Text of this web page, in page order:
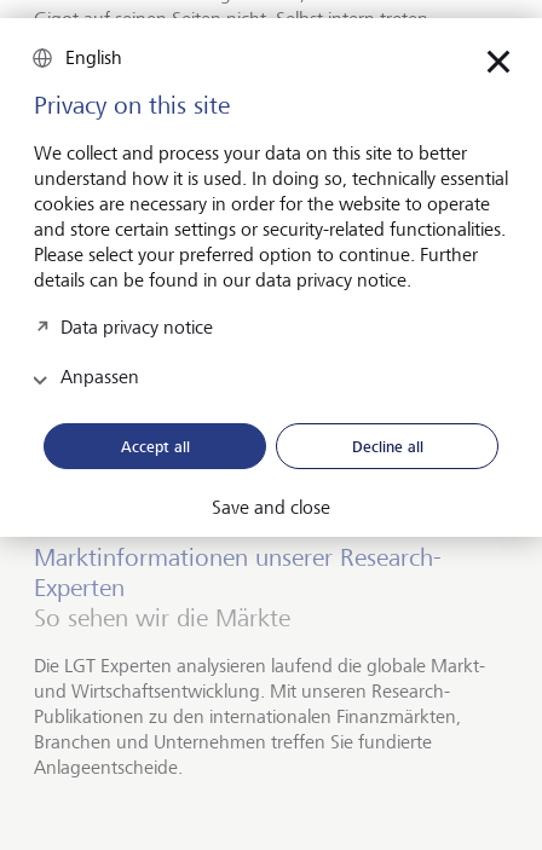
Gigot auf seinen Seiten nicht. Selbst intern treten
aufgrund dieses harten Regimes bisweilen
Unstimmigkeiten auf. So beschwerten sich WSJ-Reporter
im vorigen Juni über einen Meinungsartikel des damaligen
Vizepräsidenten Mike Pence, in dem dieser behauptet
hatte, Amerika stehe keine «zweite Welle» von Corona-
Infektionen bevor.
Es kam bekanntlich ganz anders. Gigot, der preisgekrönte
Meinungsmacher, gab sich allerdings ungerührt. In einem
(unsignierten) Meinungsartikel verwies er darauf, dass
Und er gab die Parole aus, dass es für Konformität und
sich nicht verbiegen will, um neue Leserinnen und Leser zu
Aufmacherbild: Alamy Stock Foto/Chris Batson
Marktinformationen unserer Research-
Experten
So sehen wir die Märkte
Die LGT Experten analysieren laufend die globale Markt-
und Wirtschaftsentwicklung. Mit unseren Research-
Publikationen zu den internationalen Finanzmärkten,
Branchen und Unternehmen treffen Sie fundierte
Anlageentscheide.
English
Privacy on this site
We collect and process your data on this site to better
understand how it is used. In doing so, technically essential
cookies are necessary in order for the website to operate
and store certain settings or security-related functionalities.
Please select your preferred option to continue. Further
details can be found in our data privacy notice.
Data privacy notice
Anpassen
Accept all Decline all
Save and close